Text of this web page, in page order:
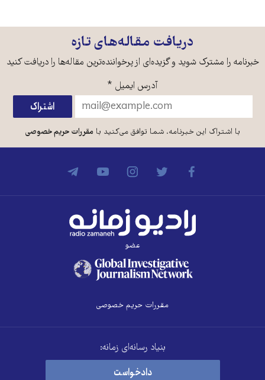
دریافت مقاله‌های تازه
خبرنامه را مشترک شوید و گزیده‌ای از پرخواننده‌ترین مقاله‌ها را دریافت کنید
آدرس ایمیل *
با اشتراک این خبرنامه، شما توافق می‌کنید بامقررات حریم خصوصی
عضو
مقررات حریم خصوصی
بنیاد رسانه‌ای زمانه:
دادخواست